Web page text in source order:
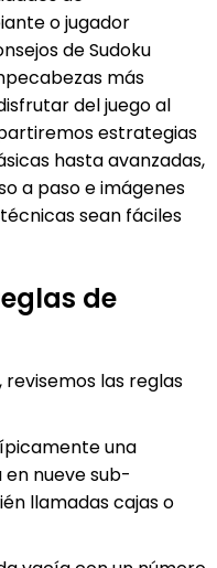
Deutsch
Bahasa
Indonesia
Español
(México)
Tiếng Việt
日本語
o jugador
de Sudoku
más
del juego al
estrategias
hasta avanzadas,
a paso e imágenes
sean fáciles
de
las reglas
una
en nueve sub-
llamadas cajas o